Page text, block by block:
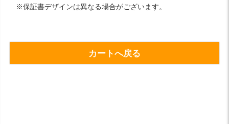
※保証書デザインは異なる場合がございます。
カートへ戻る